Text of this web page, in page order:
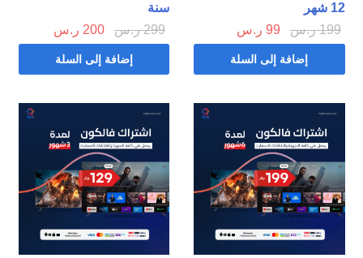
12 شهر
199 ر.س 99 ر.س
إضافة إلى السلة
سنة
299 ر.س 200 ر.س
إضافة إلى السلة